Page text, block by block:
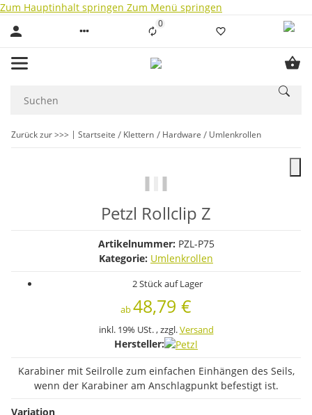
Zum Hauptinhalt springen Zum Menü springen
0Liste ist leer
Zurück zur >>> Startseite Klettern Hardware Umlenkrollen
Petzl Rollclip Z
Artikelnummer: PZL-P75
Kategorie: Umlenkrollen
2 Stück auf Lager
ab48,79 €
inkl. 19% USt. , zzgl.Versand
Hersteller:
Karabiner mit Seilrolle zum einfachen Einhängen des Seils,
wenn der Karabiner am Anschlagpunkt befestigt ist.
Variation